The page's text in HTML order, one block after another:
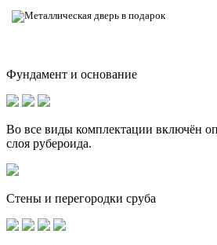
Фундамент и основание
Во все виды комплектации включён
слоя рубероида.
Стены и перегородки сруба